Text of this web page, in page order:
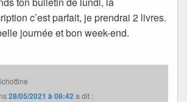
c’est parfait, je prendrai 2 livres.
journée et bon week-end.
28/05/2021 à 08:42 a dit :